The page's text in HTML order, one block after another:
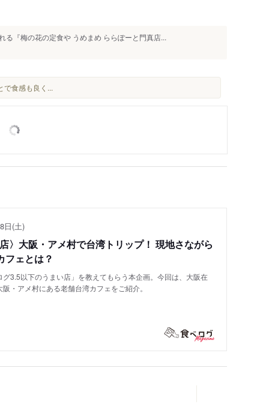
『梅の花の定食や うめまめ ららぽーと門真店...
で食感も良く...
日(土)
〉大阪・アメ村で台湾トリップ！ 現地さながら
フェとは？
3.5以下のうまい店」を教えてもらう本企画。今回は、大阪在
・アメ村にある老舗台湾カフェをご紹介。